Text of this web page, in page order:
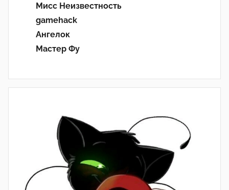
Мисс Неизвестность
gamehack
Ангелок
Мастер Фу